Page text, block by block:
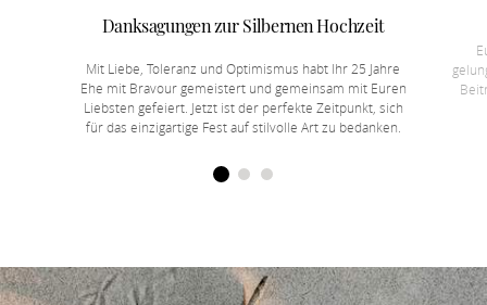
Danksagungen zur Silbernen Hochzeit
Mit Liebe, Toleranz und Optimismus habt Ihr 25 Jahre
Ehe mit Bravour gemeistert und gemeinsam mit Euren
Liebsten gefeiert. Jetzt ist der perfekte Zeitpunkt, sich
für das einzigartige Fest auf stilvolle Art zu bedanken.